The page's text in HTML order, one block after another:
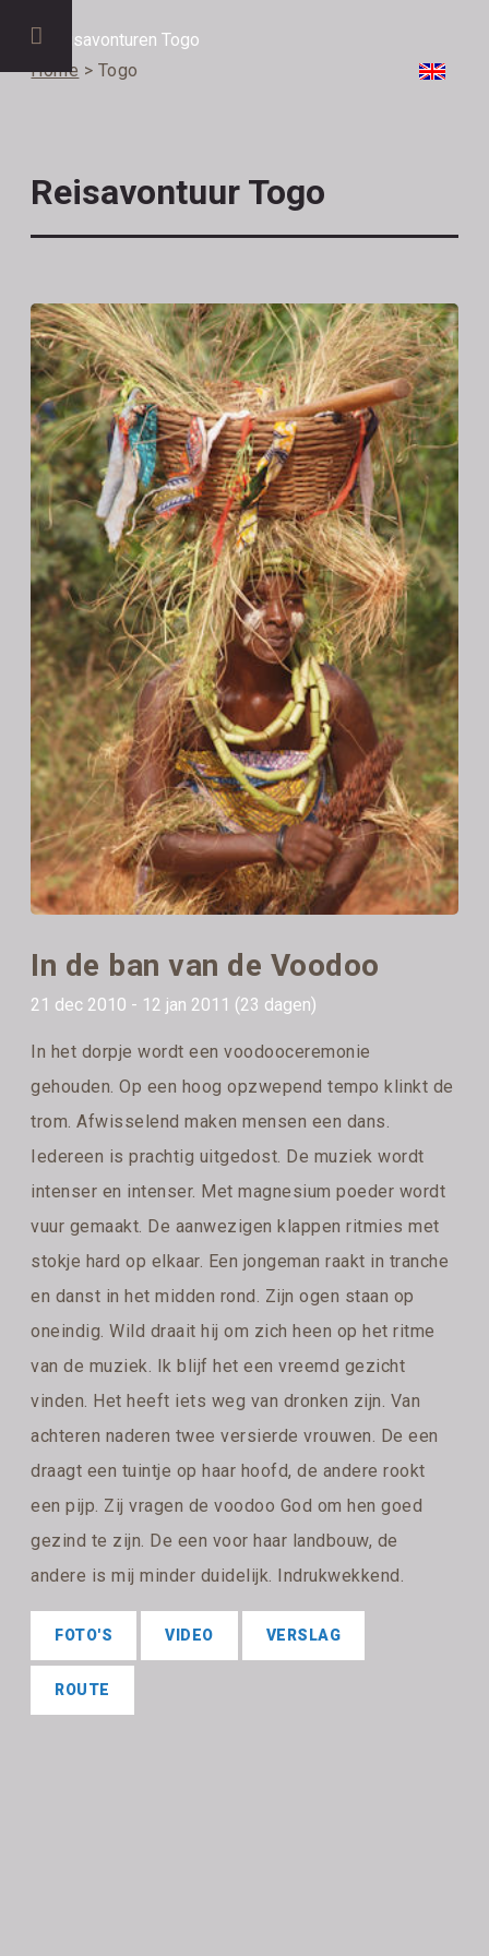
Home > Togo
Reisavontuur Togo
In de ban van de Voodoo
21 dec 2010 - 12 jan 2011 (23 dagen)
In het dorpje wordt een voodooceremonie
gehouden. Op een hoog opzwepend tempo klinkt de
trom. Afwisselend maken mensen een dans.
Iedereen is prachtig uitgedost. De muziek wordt
intenser en intenser. Met magnesium poeder wordt
vuur gemaakt. De aanwezigen klappen ritmies met
stokje hard op elkaar. Een jongeman raakt in tranche
en danst in het midden rond. Zijn ogen staan op
oneindig. Wild draait hij om zich heen op het ritme
van de muziek. Ik blijf het een vreemd gezicht
vinden. Het heeft iets weg van dronken zijn. Van
achteren naderen twee versierde vrouwen. De een
draagt een tuintje op haar hoofd, de andere rookt
een pijp. Zij vragen de voodoo God om hen goed
gezind te zijn. De een voor haar landbouw, de
andere is mij minder duidelijk. Indrukwekkend.
FOTO'S VIDEO VERSLAG
ROUTE